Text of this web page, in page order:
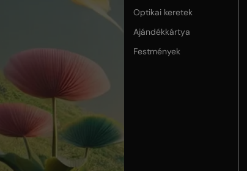
Optikai keretek
Ajándékkártya
Festmények